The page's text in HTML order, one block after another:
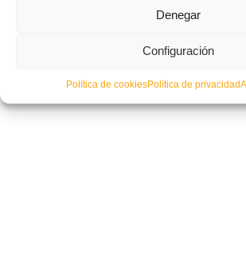
Denegar
Configuración
Política de cookiesPolítica de privacidad